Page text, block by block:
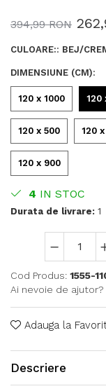
394,99 RON
CULOARE:: BEJ/
DIMENSIUNE (CM):
120 x 1000 120
120 x 500 120
120 x 900
4 IN STOC
Durata de livrare: 1
Cod Produs: 1555-
Ai nevoie de ajutor?
Adauga la
Descriere